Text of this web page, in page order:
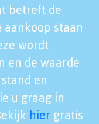
betreft de
staan
wordt
en de waarde
en
u graag in
hier gratis